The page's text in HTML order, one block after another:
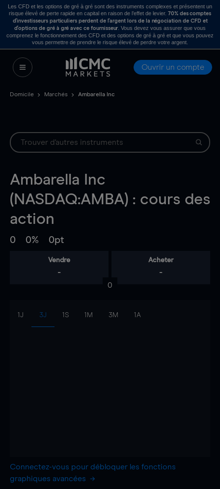
Les CFD et les options de gré à gré sont des instruments complexes et présentent un
risque élevé de perte rapide en capital en raison de l’effet de levier. 70% des comptes
d’investisseurs particuliers perdent de l’argent lors de la négociation de CFD et
d’options de gré à gré avec ce fournisseur . Vous devez vous assurer que vous
comprenez le fonctionnement des CFD et des options de gré à gré et que vous pouvez
vous permettre de prendre le risque élevé de perdre votre argent.
Ouvrir un compte
Domicile Marchés Ambarella Inc
Ambarella Inc
(NASDAQ:AMBA) : cours des
action
0 0% 0pt
Vendre
-
Acheter
-
0
1J 3J 1S 1M 3M 1A
Connectez-vous pour débloquer les fonctions
graphiques avancées